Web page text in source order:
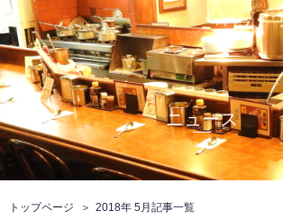
ニュース
トップページ 2018年 5月記事一覧